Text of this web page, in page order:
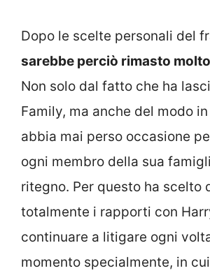
Dopo le scelte personali del
sarebbe perciò rimasto
Non solo dal fatto che ha
Family, ma anche del modo
abbia mai perso occasione
ogni membro della sua
ritegno. Per questo ha scelto
totalmente i rapporti con
continuare a litigare ogni
momento specialmente, in